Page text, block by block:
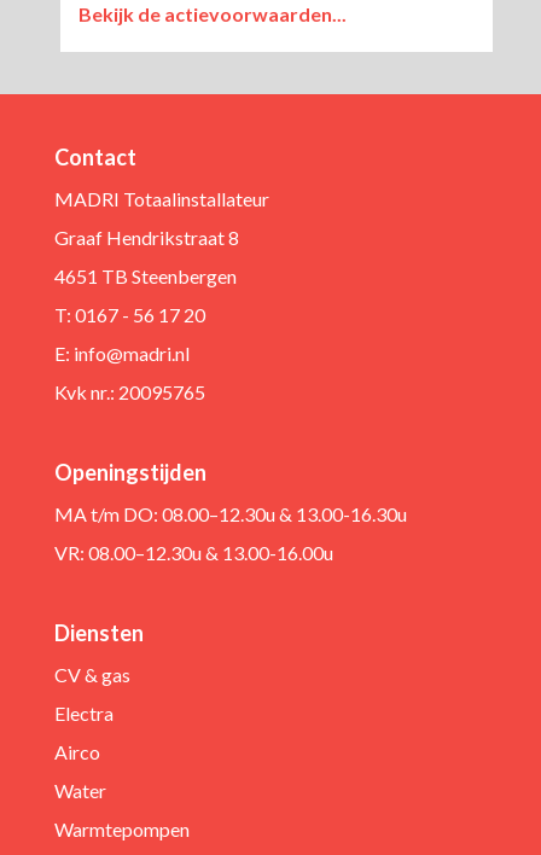
Bekijk de actievoorwaarden...
Contact
MADRI Totaalinstallateur
Graaf Hendrikstraat 8
4651 TB Steenbergen
T: 0167 - 56 17 20
E: info@madri.nl
Kvk nr.: 20095765
Openingstijden
MA t/m DO: 08.00–12.30u & 13.00-16.30u
VR: 08.00–12.30u & 13.00-16.00u
Diensten
CV & gas
Electra
Airco
Water
Warmtepompen